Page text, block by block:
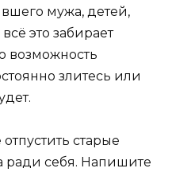
мужа, детей,
это забирает
возможность
злитесь или
старые
ради себя. Напишите